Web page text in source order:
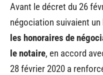
Avant le décret du 26
négociation suivaient
les honoraires de
le notaire, en accord
28 février 2020 a